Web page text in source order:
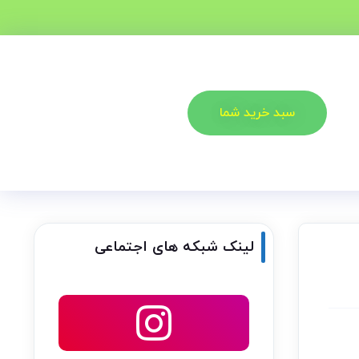
سبد خرید شما
لینک شبکه های اجتماعی